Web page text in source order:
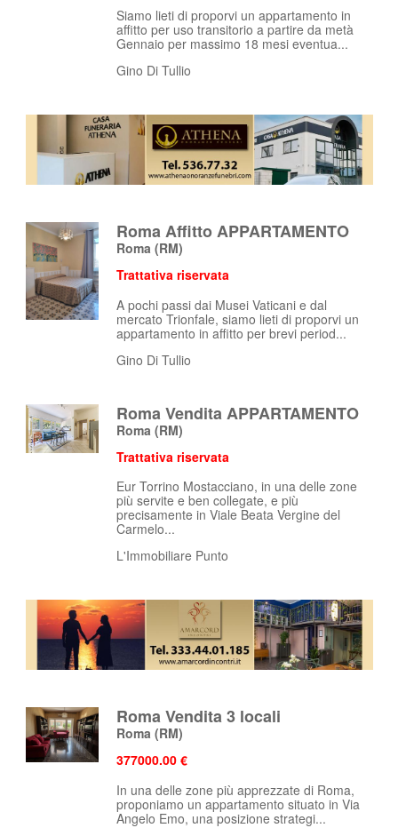
Siamo lieti di proporvi un appartamento in
affitto per uso transitorio a partire da metà
Gennaio per massimo 18 mesi eventua...
Gino Di Tullio
Roma Affitto APPARTAMENTO
Roma (RM)
Trattativa riservata
A pochi passi dai Musei Vaticani e dal
mercato Trionfale, siamo lieti di proporvi un
appartamento in affitto per brevi period...
Gino Di Tullio
Roma Vendita APPARTAMENTO
Roma (RM)
Trattativa riservata
Eur Torrino Mostacciano, in una delle zone
più servite e ben collegate, e più
precisamente in Viale Beata Vergine del
Carmelo...
L'Immobiliare Punto
Roma Vendita 3 locali
Roma (RM)
377000.00 €
In una delle zone più apprezzate di Roma,
proponiamo un appartamento situato in Via
Angelo Emo, una posizione strategi...